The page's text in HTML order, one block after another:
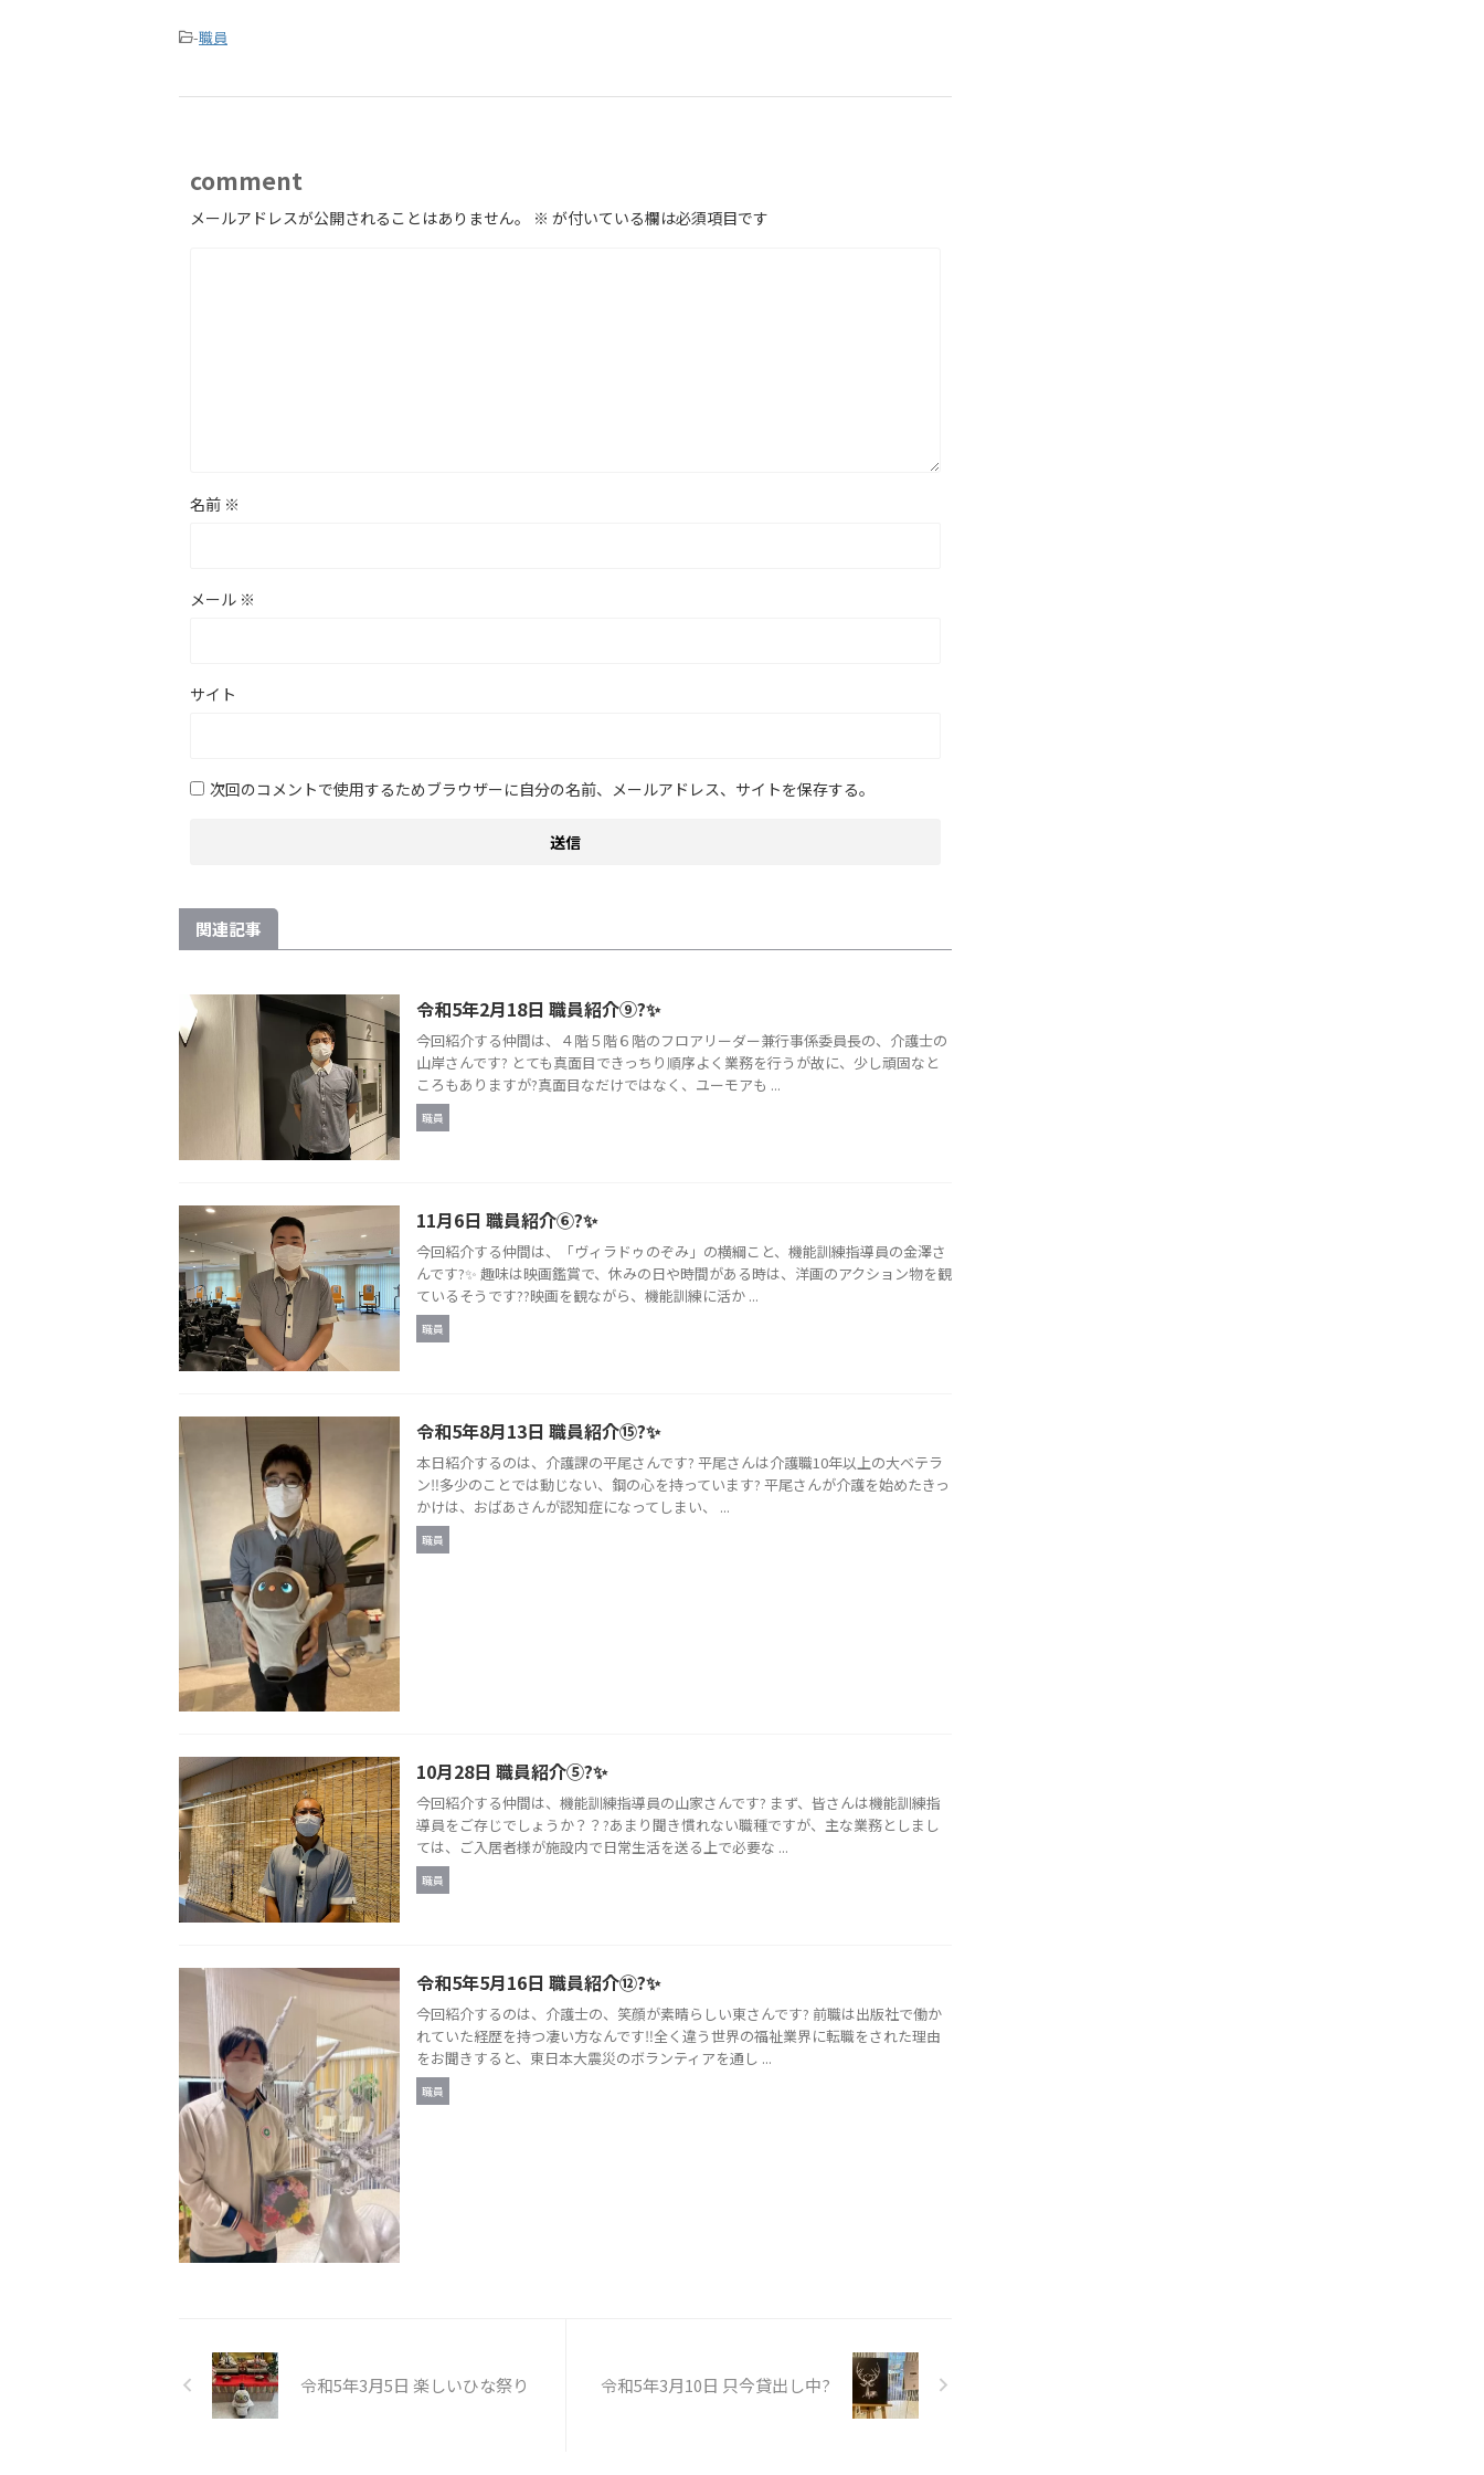
-職員
comment
メールアドレスが公開されることはありません。 ※ が付いている欄は必須項目です
名前 ※
メール ※
サイト
次回のコメントで使用するためブラウザーに自分の名前、メールアドレス、サイトを保存する。
関連記事
令和5年2月18日 職員紹介⑨?✨
今回紹介する仲間は、４階５階６階のフロアリーダー兼行事係委員長の、介護士の
山岸さんです? とても真面目できっちり順序よく業務を行うが故に、少し頑固なと
ころもありますが?真面目なだけではなく、ユーモアも ...
職員
11月6日 職員紹介⑥?✨
今回紹介する仲間は、「ヴィラドゥのぞみ」の横綱こと、機能訓練指導員の金澤さ
んです?✨ 趣味は映画鑑賞で、休みの日や時間がある時は、洋画のアクション物を観
ているそうです??映画を観ながら、機能訓練に活か ...
職員
令和5年8月13日 職員紹介⑮?✨️
本日紹介するのは、介護課の平尾さんです? 平尾さんは介護職10年以上の大ベテラ
ン‼️多少のことでは動じない、鋼の心を持っています? 平尾さんが介護を始めたきっ
かけは、おばあさんが認知症になってしまい、 ...
職員
10月28日 職員紹介⑤?✨
今回紹介する仲間は、機能訓練指導員の山家さんです? まず、皆さんは機能訓練指
導員をご存じでしょうか？？?あまり聞き慣れない職種ですが、主な業務としまし
ては、ご入居者様が施設内で日常生活を送る上で必要な ...
職員
令和5年5月16日 職員紹介⑫?✨️
今回紹介するのは、介護士の、笑顔が素晴らしい東さんです? 前職は出版社で働か
れていた経歴を持つ凄い方なんです‼️全く違う世界の福祉業界に転職をされた理由
をお聞きすると、東日本大震災のボランティアを通し ...
職員
令和5年3月5日 楽しいひな祭り 令和5年3月10日 只今貸出し中?